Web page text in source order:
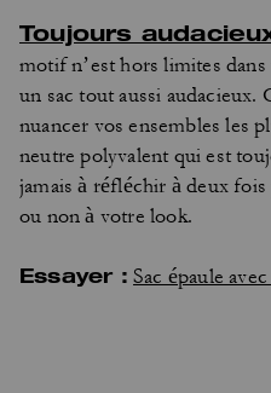
Toujours
motif n’est hors limites
un sac tout aussi audacieux.
nuancer vos ensembles les
neutre polyvalent qui est
jamais à réfléchir à deux
ou non à votre look.
Essayer : Sac épaule